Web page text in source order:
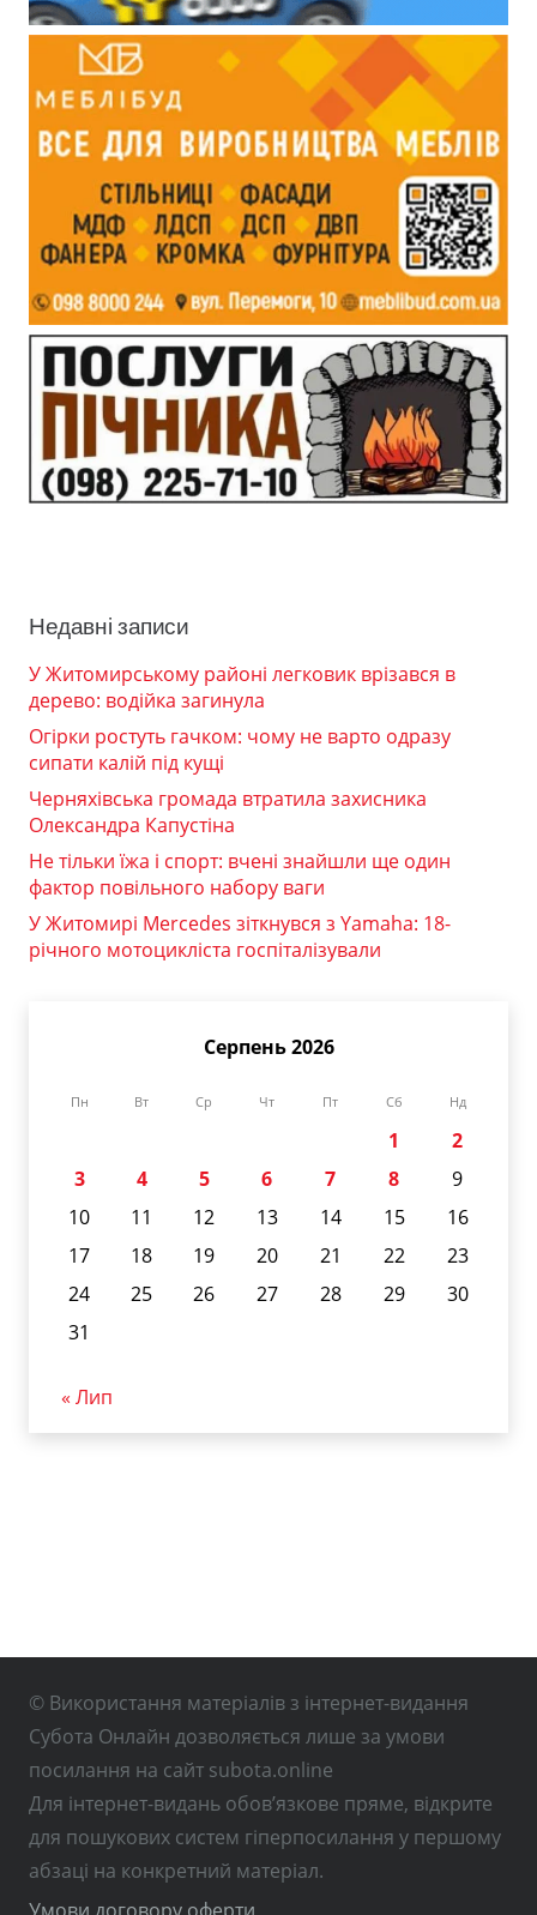
Недавні записи
У Житомирському районі легковик врізався в
дерево: водійка загинула
Огірки ростуть гачком: чому не варто одразу
сипати калій під кущі
Черняхівська громада втратила захисника
Олександра Капустіна
Не тільки їжа і спорт: вчені знайшли ще один
фактор повільного набору ваги
У Житомирі Mercedes зіткнувся з Yamaha: 18-
річного мотоцикліста госпіталізували
Серпень 2026
Пн Вт Ср Чт Пт Сб Нд
1
2
3
4 5 6 7 8
9
10
11 12 13 14 15
16
17
18 19 20 21 22
23
24
25 26 27 28 29
30
31
« Лип
© Використання матеріалів з інтернет-видання
Субота Онлайн дозволяється лише за умови
посилання на сайт subota.online
Для інтернет-видань обов’язкове пряме, відкрите
для пошукових систем гіперпосилання у першому
абзаці на конкретний матеріал.